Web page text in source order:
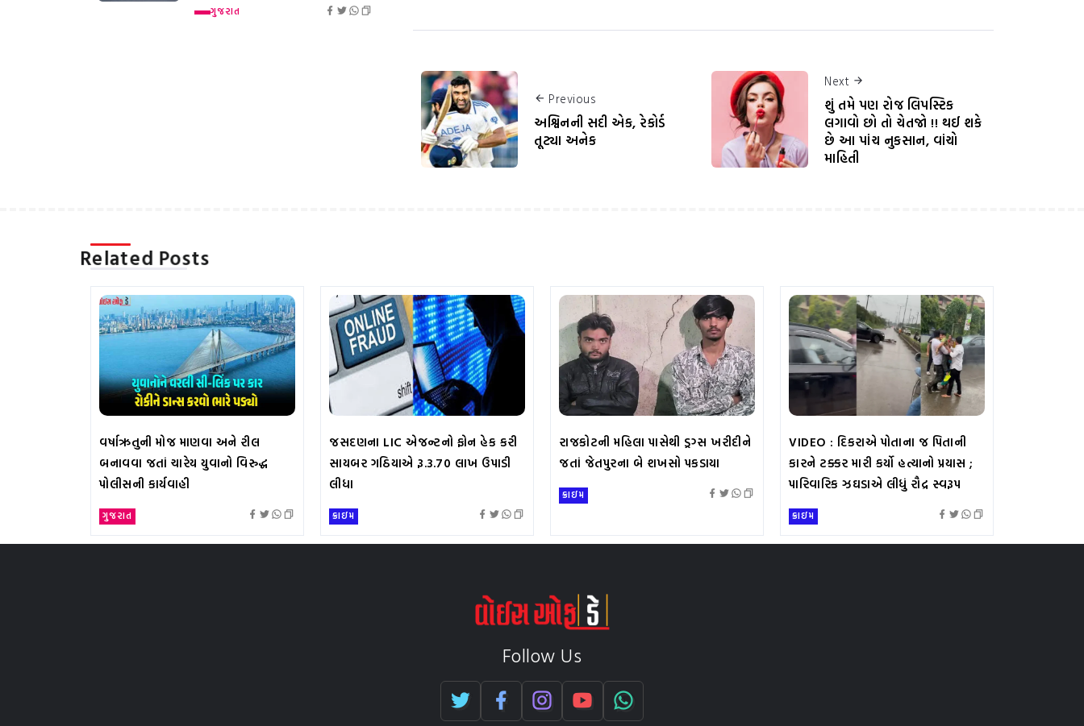
Previous
અશ્વિનની સદી એક, રેકોર્ડ
તૂટ્યા અનેક
Next
શું તમે પણ રોજ લિપસ્ટિક
લગાવો છો તો ચેતજો !! થઈ શકે
છે આ પાંચ નુકસાન, વાંચો
માહિતી
ગુજરાત
Related Posts
વર્ષાઋતુની મોજ માણવા અને રીલ
બનાવવા જતાં ચારેય યુવાનો વિરુદ્ધ
પોલીસની કાર્યવાહી
ગુજરાત
જસદણના LIC એજન્ટનો ફોન હેક કરી
સાયબર ગઠિયાએ રૂ.3.70 લાખ ઉપાડી
લીધા
ક્રાઇમ
રાજકોટની મહિલા પાસેથી ડ્રગ્સ ખરીદીને
જતાં જેતપુરના બે શખસો પકડાયા
ક્રાઇમ
VIDEO : દિકરાએ પોતાના જ પિતાની
કારને ટક્કર મારી કર્યો હત્યાનો પ્રયાસ ;
પારિવારિક ઝઘડાએ લીધું રૌદ્ર સ્વરૂપ
ક્રાઇમ
Follow Us